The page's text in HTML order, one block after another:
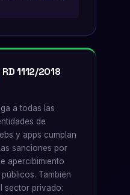
1112/2018
a todas las
de
y apps cumplan
sanciones por
apercibimiento
También
sector privado: